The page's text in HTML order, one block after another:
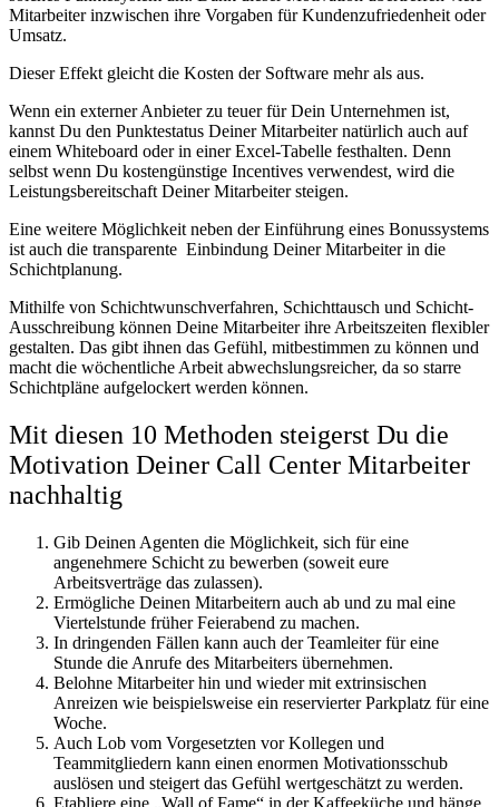
Mitarbeiter inzwischen ihre Vorgaben für Kundenzufriedenheit oder
Umsatz.
Dieser Effekt gleicht die Kosten der Software mehr als aus.
Wenn ein externer Anbieter zu teuer für Dein Unternehmen ist,
kannst Du den Punktestatus Deiner Mitarbeiter natürlich auch auf
einem Whiteboard oder in einer Excel-Tabelle festhalten. Denn
selbst wenn Du kostengünstige Incentives verwendest, wird die
Leistungsbereitschaft Deiner Mitarbeiter steigen.
Eine weitere Möglichkeit neben der Einführung eines Bonussystems
ist auch die transparente Einbindung Deiner Mitarbeiter in die
Schichtplanung.
Mithilfe von Schichtwunschverfahren, Schichttausch und Schicht-
Ausschreibung können Deine Mitarbeiter ihre Arbeitszeiten flexibler
gestalten. Das gibt ihnen das Gefühl, mitbestimmen zu können und
macht die wöchentliche Arbeit abwechslungsreicher, da so starre
Schichtpläne aufgelockert werden können.
Mit diesen 10 Methoden steigerst Du die
Motivation Deiner Call Center Mitarbeiter
nachhaltig
Gib Deinen Agenten die Möglichkeit, sich für eine
angenehmere Schicht zu bewerben (soweit eure
Arbeitsverträge das zulassen).
Ermögliche Deinen Mitarbeitern auch ab und zu mal eine
Viertelstunde früher Feierabend zu machen.
In dringenden Fällen kann auch der Teamleiter für eine
Stunde die Anrufe des Mitarbeiters übernehmen.
Belohne Mitarbeiter hin und wieder mit extrinsischen
Anreizen wie beispielsweise ein reservierter Parkplatz für eine
Woche.
Auch Lob vom Vorgesetzten vor Kollegen und
Teammitgliedern kann einen enormen Motivationsschub
auslösen und steigert das Gefühl wertgeschätzt zu werden.
Etabliere eine „Wall of Fame“ in der Kaffeeküche und hänge